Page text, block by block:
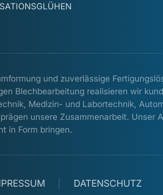
und zuverlässige
Blechbearbeitung realisieren wir
Medizin- und Labortechnik,
unsere Zusammenarbeit. Unser
in Form bringen.
DATENSCHUTZ